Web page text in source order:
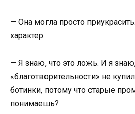
— Она могла просто
характер.
— Я знаю, что это ложь. И я
«благотворительности» не
ботинки, потому что старые
понимаешь?